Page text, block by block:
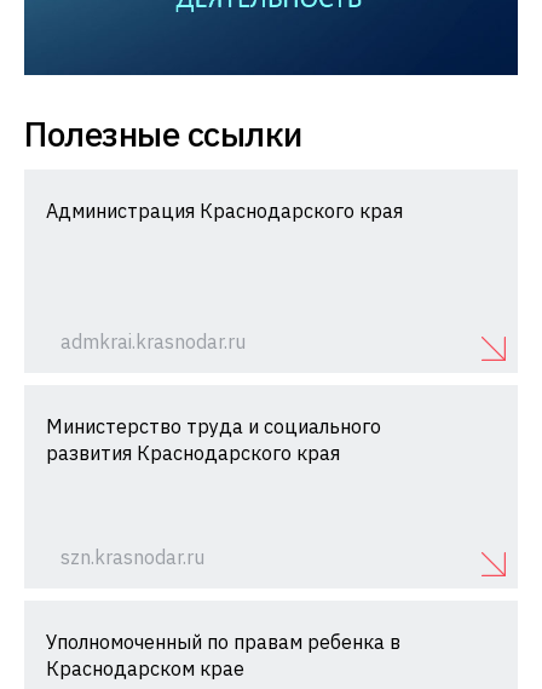
Полезные ссылки
Администрация Краснодарского края
admkrai.krasnodar.ru
Министерство труда и социального
развития Краснодарского края
szn.krasnodar.ru
Уполномоченный по правам ребенка в
Краснодарском крае